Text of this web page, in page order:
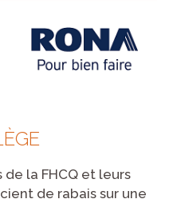
la FHCQ et leurs
de rabais sur une